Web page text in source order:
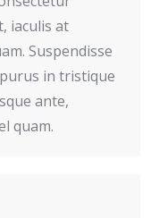
iaculis at
Suspendisse
in tristique
ante,
quam.